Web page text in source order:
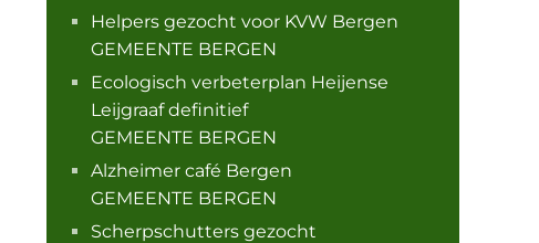
Helpers gezocht voor KVW Bergen
GEMEENTE BERGEN
Ecologisch verbeterplan Heijense
Leijgraaf definitief
GEMEENTE BERGEN
Alzheimer café Bergen
GEMEENTE BERGEN
Scherpschutters gezocht